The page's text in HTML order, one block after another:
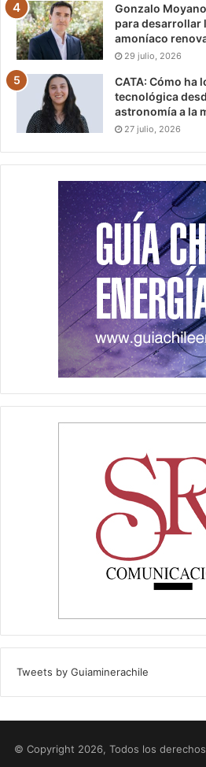
Gonzalo
para desarrollar
amoníaco
29 julio, 2026
CATA: Cómo ha
tecnológica
astronomía a la
27 julio, 2026
Tweets by Guiaminerachile
© Copyright 2026, Todos los